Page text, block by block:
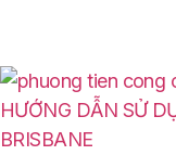
HƯỚNG DẪN SỬ
BRISBANE